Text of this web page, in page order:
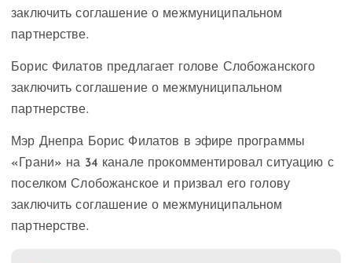
заключить соглашение о межмуниципальном
партнерстве.
Борис Филатов предлагает голове Слобожанского
заключить соглашение о межмуниципальном
партнерстве.
Мэр Днепра Борис Филатов в эфире программы
«Грани» на 34 канале прокомментировал ситуацию с
поселком Слобожанское и призвал его голову
заключить соглашение о межмуниципальном
партнерстве.